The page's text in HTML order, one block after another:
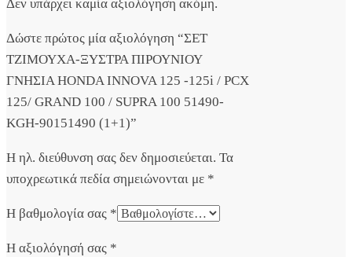
Δεν υπάρχει καμία αξιολόγηση ακόμη.
Δώστε πρώτος μία αξιολόγηση “ΣΕΤ
ΤΖΙΜΟΥΧΑ-ΞΥΣΤΡΑ ΠΙΡΟΥΝΙΟΥ
ΓΝΗΣΙΑ HONDA INNOVA 125 -125i / PCX
125/ GRAND 100 / SUPRA 100 51490-
KGH-90151490 (1+1)”
Η ηλ. διεύθυνση σας δεν δημοσιεύεται. Τα
υποχρεωτικά πεδία σημειώνονται με *
Η βαθμολογία σας *
Η αξιολόγησή σας *